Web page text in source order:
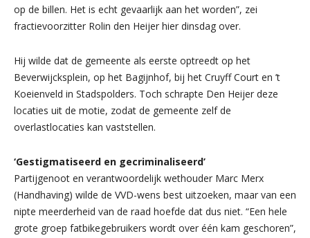
op de billen. Het is echt gevaarlijk aan het worden”, zei
fractievoorzitter Rolin den Heijer hier dinsdag over.
Hij wilde dat de gemeente als eerste optreedt op het
Beverwijcksplein, op het Bagijnhof, bij het Cruyff Court en ’t
Koeienveld in Stadspolders. Toch schrapte Den Heijer deze
locaties uit de motie, zodat de gemeente zelf de
overlastlocaties kan vaststellen.
‘Gestigmatiseerd en gecriminaliseerd’
Partijgenoot en verantwoordelijk wethouder Marc Merx
(Handhaving) wilde de VVD-wens best uitzoeken, maar van een
nipte meerderheid van de raad hoefde dat dus niet. “Een hele
grote groep fatbikegebruikers wordt over één kam geschoren”,